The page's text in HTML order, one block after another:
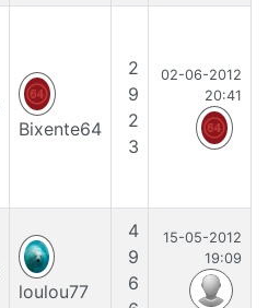
Bixente64
2
9
2
3
02-06-2012
20:41
loulou77
4
9
6
15-05-2012
19:09